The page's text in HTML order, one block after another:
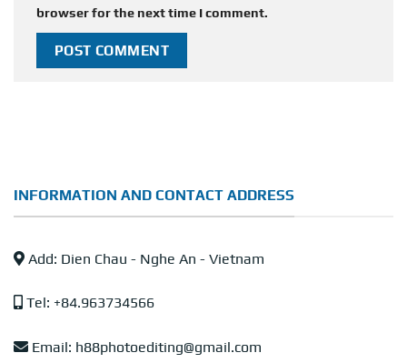
browser for the next time I comment.
INFORMATION AND CONTACT ADDRESS
Add: Dien Chau - Nghe An - Vietnam
Tel: +84.963734566
Email: h88photoediting@gmail.com